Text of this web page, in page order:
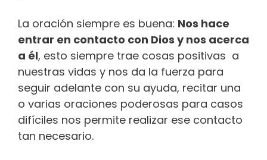
La oración siempre es buena: Nos hace
entrar en contacto con Dios y nos acerca
a él, esto siempre trae cosas positivas a
nuestras vidas y nos da la fuerza para
seguir adelante con su ayuda, recitar una
o varias oraciones poderosas para casos
difíciles nos permite realizar ese contacto
tan necesario.